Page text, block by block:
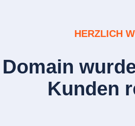
HERZLICH
Kunden